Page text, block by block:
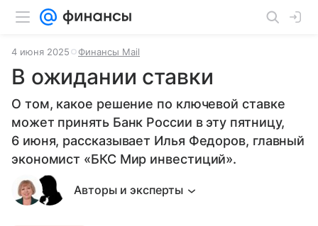
4 июня 2025 Финансы Mail
В ожидании ставки
О том, какое решение по ключевой ставке
может принять Банк России в эту пятницу,
6 июня, рассказывает Илья Федоров, главный
экономист «БКС Мир инвестиций».
Авторы и эксперты